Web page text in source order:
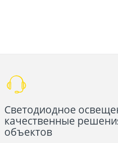
Светодиодное
качественные
объектов